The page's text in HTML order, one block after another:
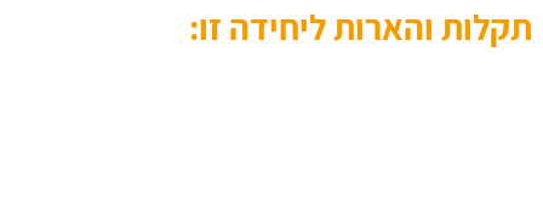
תקלות והארות ליחידה זו: